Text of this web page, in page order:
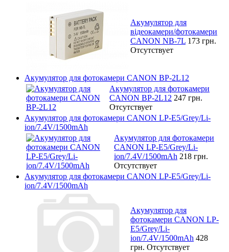
Акумулятор для
відеокамери/фотокамери
CANON NB-7L 173 грн.
Отсутствует
Акумулятор для фотокамери CANON BP-2L12
Акумулятор для фотокамери
CANON BP-2L12 247 грн.
Отсутствует
Акумулятор для фотокамери CANON LP-E5/Grey/Li-
ion/7.4V/1500mAh
Акумулятор для фотокамери
CANON LP-E5/Grey/Li-
ion/7.4V/1500mAh 218 грн.
Отсутствует
Акумулятор для фотокамери CANON LP-E5/Grey/Li-
ion/7.4V/1500mAh
Акумулятор для
фотокамери CANON LP-
E5/Grey/Li-
ion/7.4V/1500mAh 428
грн. Отсутствует